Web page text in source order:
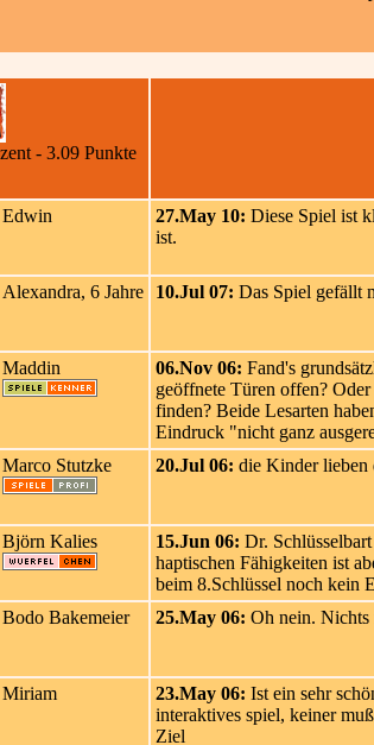
Edwin 27.May 10: Diese Spiel ist
ist.
Alexandra, 6 Jahre 10.Jul 07: Das Spiel gefällt
Maddin 06.Nov 06: Fand's
geöffnete Türen offen?
finden? Beide Lesarten
Eindruck "nicht ganz
Marco Stutzke
20.Jul 06: die Kinder lieben
Björn Kalies 15.Jun 06: Dr.
haptischen Fähigkeiten ist
beim 8.Schlüssel noch kein
Bodo Bakemeier
25.May 06: Oh nein. Nichts
Miriam 23.May 06: Ist ein sehr
interaktives spiel, keiner
Ziel